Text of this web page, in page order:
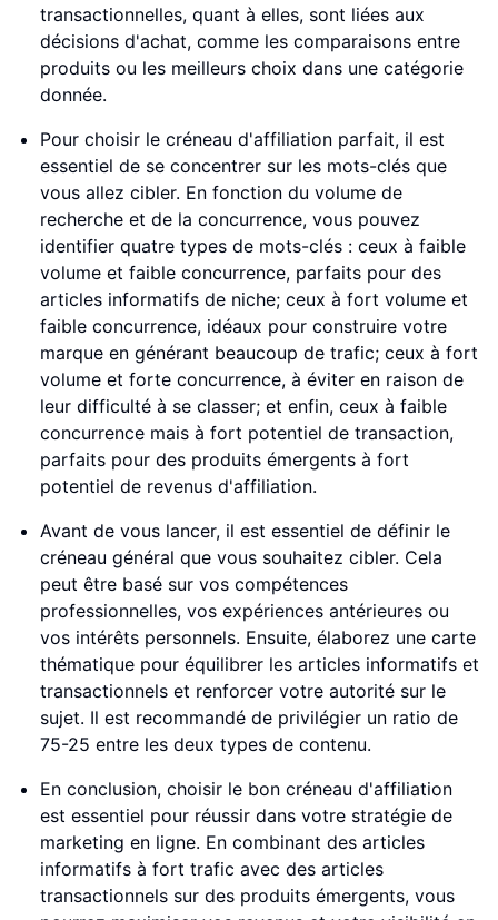
transactionnelles, quant à elles, sont liées aux
décisions d'achat, comme les comparaisons entre
produits ou les meilleurs choix dans une catégorie
donnée.
Pour choisir le créneau d'affiliation parfait, il est
essentiel de se concentrer sur les mots-clés que
vous allez cibler. En fonction du volume de
recherche et de la concurrence, vous pouvez
identifier quatre types de mots-clés : ceux à faible
volume et faible concurrence, parfaits pour des
articles informatifs de niche; ceux à fort volume et
faible concurrence, idéaux pour construire votre
marque en générant beaucoup de trafic; ceux à fort
volume et forte concurrence, à éviter en raison de
leur difficulté à se classer; et enfin, ceux à faible
concurrence mais à fort potentiel de transaction,
parfaits pour des produits émergents à fort
potentiel de revenus d'affiliation.
Avant de vous lancer, il est essentiel de définir le
créneau général que vous souhaitez cibler. Cela
peut être basé sur vos compétences
professionnelles, vos expériences antérieures ou
vos intérêts personnels. Ensuite, élaborez une carte
thématique pour équilibrer les articles informatifs et
transactionnels et renforcer votre autorité sur le
sujet. Il est recommandé de privilégier un ratio de
75-25 entre les deux types de contenu.
En conclusion, choisir le bon créneau d'affiliation
est essentiel pour réussir dans votre stratégie de
marketing en ligne. En combinant des articles
informatifs à fort trafic avec des articles
transactionnels sur des produits émergents, vous